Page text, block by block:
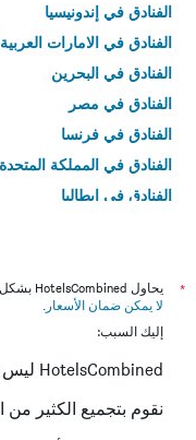
الفنادق في إندونيسيا
الفنادق في الامارات
الفنادق في البحرين
الفنادق في مصر
الفنادق في فرنسا
الفنادق في المملكة المتحدة
الفنادق في إيطاليا
*
يحاول HotelsCombined بشكل دائم الحصول على الأسعار الدقيقة، ولكن
لا يمكن ضمان الأسعار .
إليك السبب:
HotelsCombined ليس البائع
نقوم بتجميع الكثير من